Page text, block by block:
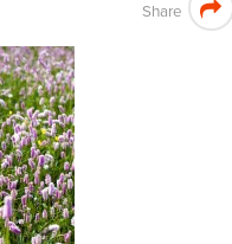
Share